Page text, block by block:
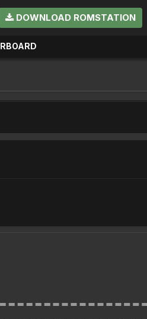
DOWNLOAD ROMSTATION